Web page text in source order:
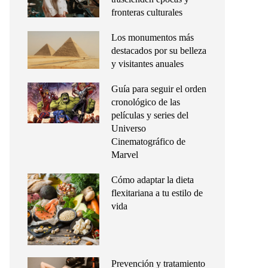
fronteras culturales
Los monumentos más
destacados por su belleza
y visitantes anuales
Guía para seguir el orden
cronológico de las
películas y series del
Universo
Cinematográfico de
Marvel
Cómo adaptar la dieta
flexitariana a tu estilo de
vida
Prevención y tratamiento